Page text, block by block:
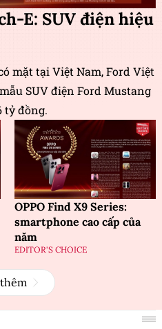
E: SUV điện hiệu
mặt tại Việt Nam, Ford Việt
SUV điện Ford Mustang
tỷ đồng.
OPPO Find X9 Series:
smartphone cao cấp của
năm
EDITOR'S CHOICE